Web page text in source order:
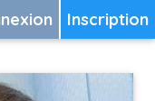
Inscription